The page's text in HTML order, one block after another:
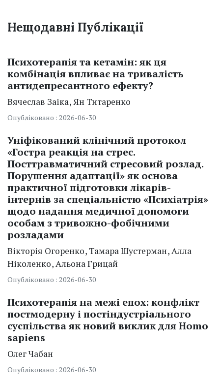
Нещодавні Публікації
Психотерапія та кетамін: як ця
комбінація впливає на тривалість
антидепресантного ефекту?
Вячеслав Заіка Ян Титаренко
Опубліковано : 2026-06-30
Уніфікований клінічний протокол
«Гостра реакція на стрес.
Посттравматичний стресовий розлад.
Порушення адаптації» як основа
практичної підготовки лікарів-
інтернів за спеціальністю «Психіатрія»
щодо надання медичної допомоги
особам з тривожно-фобічними
розладами
Вікторія Огоренко Тамара Шустерман Алла
Ніколенко Альона Грицай
Опубліковано : 2026-06-30
Психотерапія на межі епох: конфлікт
постмодерну і постіндустріального
суспільства як новий виклик для Homo
sapiens
Олег Чабан
Опубліковано : 2026-06-30